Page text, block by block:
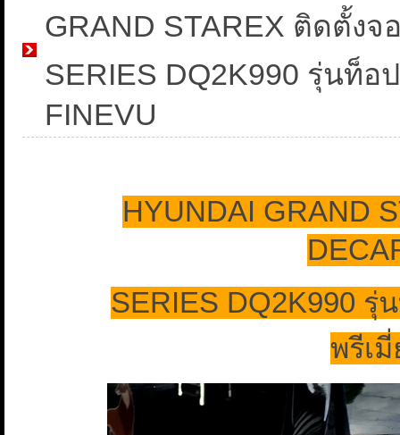
GRAND STAREX ติดตั้งจ
SERIES DQ2K990 รุ่นท็
FINEVU
HYUNDAI GRAND
SERIES DQ2K990 รุ่
พรีเ